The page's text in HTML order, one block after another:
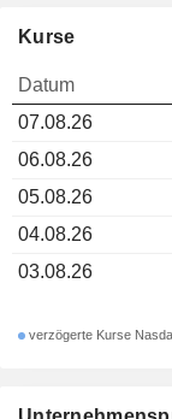
Kurse
Datum
07.08.26
06.08.26
05.08.26
04.08.26
03.08.26
verzögerte Kurse